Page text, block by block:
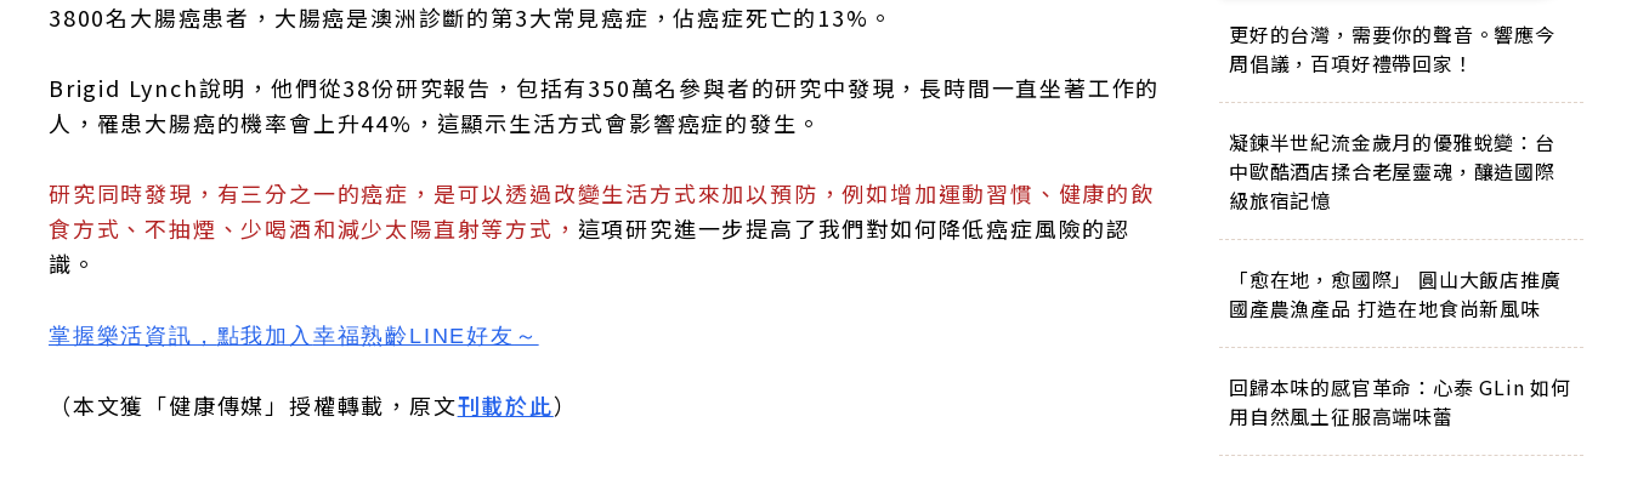
3800名大腸癌患者，大腸癌是澳洲診斷的第3大常見癌症，佔癌症死亡的13%。
Brigid Lynch說明，他們從38份研究報告，包括有350萬名參與者的研究中發現，長時間一直坐著工作的
人，罹患大腸癌的機率會上升44%，這顯示生活方式會影響癌症的發生。
研究同時發現，有三分之一的癌症，是可以透過改變生活方式來加以預防，例如增加運動習慣、健康的飲
食方式、不抽煙、少喝酒和減少太陽直射等方式， 這項研究進一步提高了我們對如何降低癌症風險的認
識。
掌握樂活資訊， 點我加入 幸福熟齡LINE好友 ～
（本文獲「健康傳媒」授權轉載，原文刊載於此）
更好的台灣，需要你的聲音。響應今
周倡議，百項好禮帶回家！
凝鍊半世紀流金歲月的優雅蛻變：台
中歐酷酒店揉合老屋靈魂，釀造國際
級旅宿記憶
「愈在地，愈國際」 圓山大飯店推廣
國產農漁產品 打造在地食尚新風味
回歸本味的感官革命：心泰 GLin 如何
用自然風土征服高端味蕾